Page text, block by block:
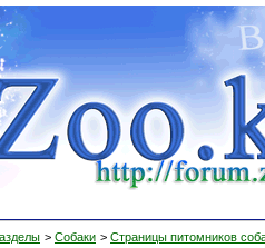
> Собаки > Страницы питомников